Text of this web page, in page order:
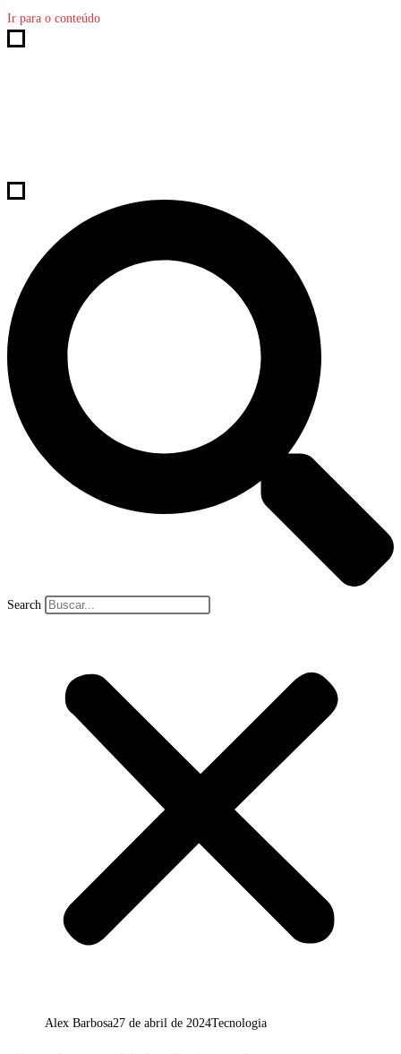
Ir para o conteúdo
Search
Alex Barbosa27 de abril de 2024Tecnologia